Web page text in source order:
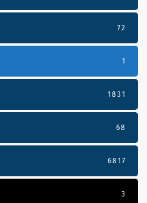
72
1
1831
68
6817
3